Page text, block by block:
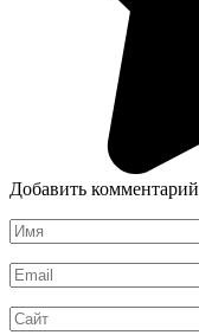
Добавить комментарий
Имя
*
Email
*
Сайт